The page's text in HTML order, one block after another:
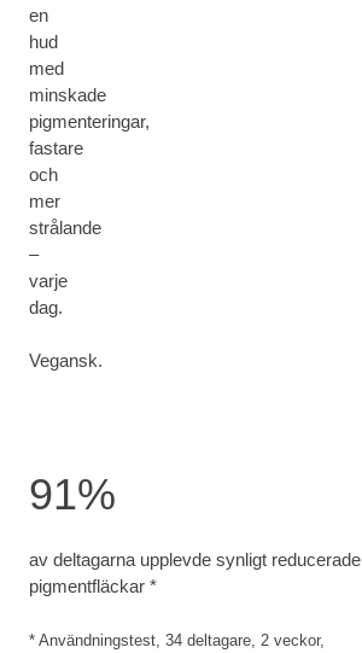
en
hud
med
minskade
pigmenteringar,
fastare
och
mer
strålande
–
varje
dag.
Vegansk.
91%
av deltagarna upplevde synligt reducerade
pigmentfläckar *
* Användningstest, 34 deltagare, 2 veckor,